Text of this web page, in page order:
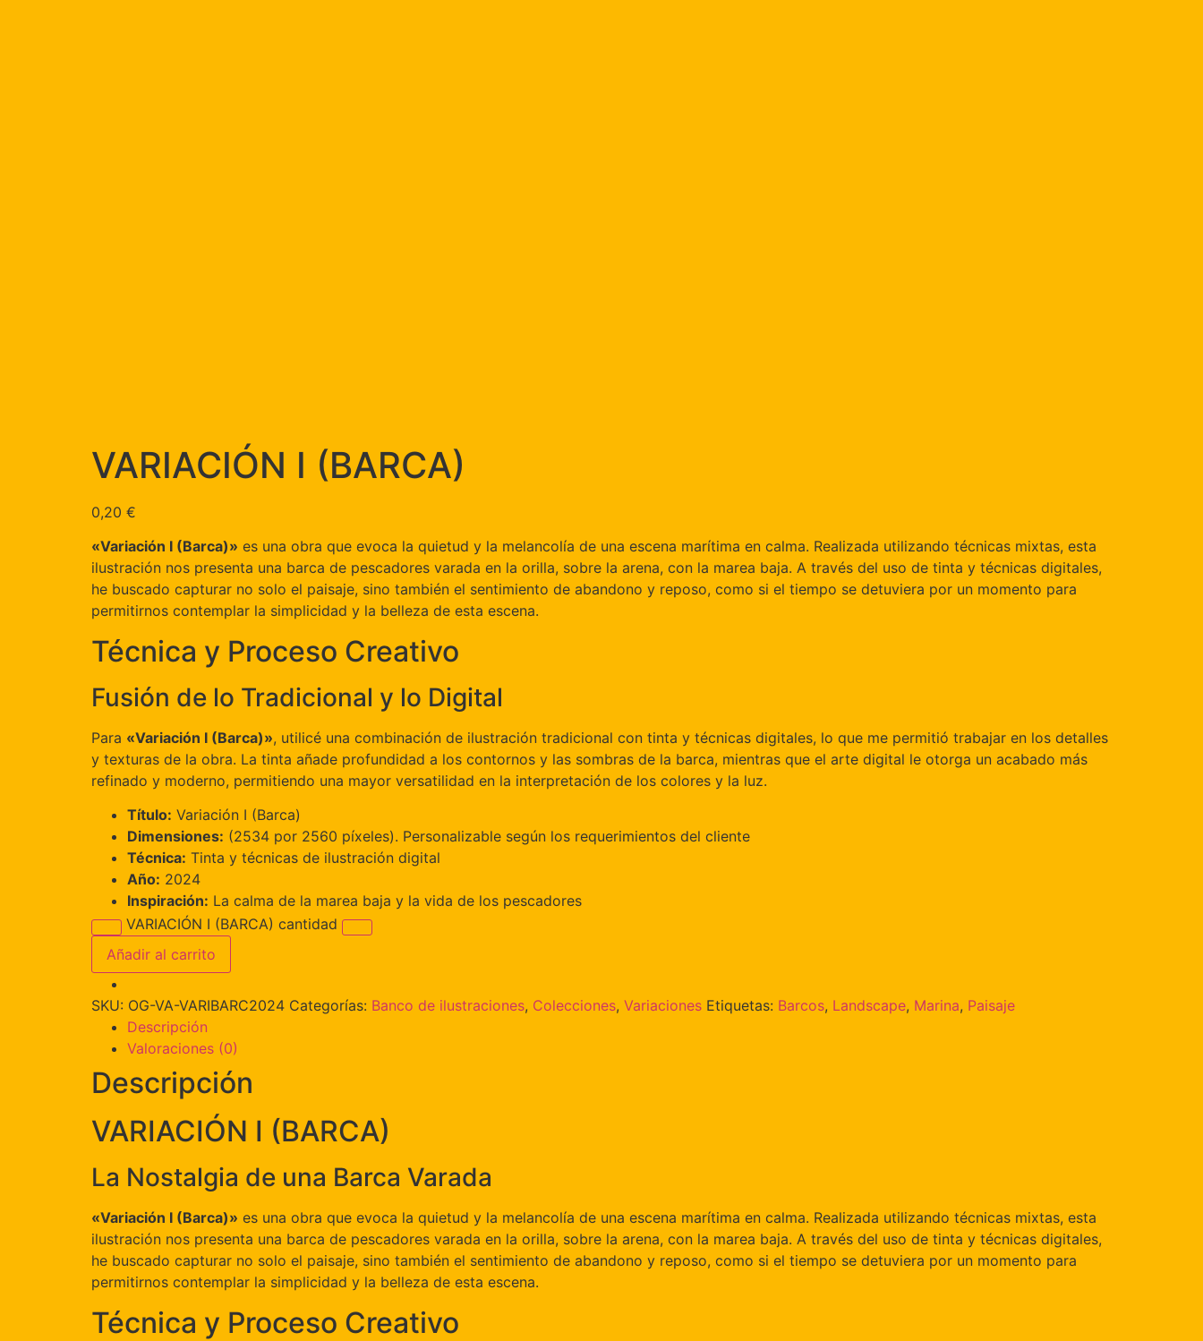
VARIACIÓN I (BARCA)
0,20 €
«Variación I (Barca)» es una obra que evoca la quietud y la melancolía de una escena marítima en calma. Realizada utilizando técnicas mixtas, esta
ilustración nos presenta una barca de pescadores varada en la orilla, sobre la arena, con la marea baja. A través del uso de tinta y técnicas digitales,
he buscado capturar no solo el paisaje, sino también el sentimiento de abandono y reposo, como si el tiempo se detuviera por un momento para
permitirnos contemplar la simplicidad y la belleza de esta escena.
Técnica y Proceso Creativo
Fusión de lo Tradicional y lo Digital
Para «Variación I (Barca)», utilicé una combinación de ilustración tradicional con tinta y técnicas digitales, lo que me permitió trabajar en los detalles
y texturas de la obra. La tinta añade profundidad a los contornos y las sombras de la barca, mientras que el arte digital le otorga un acabado más
refinado y moderno, permitiendo una mayor versatilidad en la interpretación de los colores y la luz.
Título: Variación I (Barca)
Dimensiones: (2534 por 2560 píxeles). Personalizable según los requerimientos del cliente
Técnica: Tinta y técnicas de ilustración digital
Año: 2024
Inspiración: La calma de la marea baja y la vida de los pescadores
VARIACIÓN I (BARCA) cantidad
Añadir al carrito
SKU: OG-VA-VARIBARC2024 Categorías: Banco de ilustraciones, Colecciones, Variaciones Etiquetas: Barcos, Landscape, Marina, Paisaje
Descripción
Valoraciones (0)
Descripción
VARIACIÓN I (BARCA)
La Nostalgia de una Barca Varada
«Variación I (Barca)» es una obra que evoca la quietud y la melancolía de una escena marítima en calma. Realizada utilizando técnicas mixtas, esta
ilustración nos presenta una barca de pescadores varada en la orilla, sobre la arena, con la marea baja. A través del uso de tinta y técnicas digitales,
he buscado capturar no solo el paisaje, sino también el sentimiento de abandono y reposo, como si el tiempo se detuviera por un momento para
permitirnos contemplar la simplicidad y la belleza de esta escena.
Técnica y Proceso Creativo